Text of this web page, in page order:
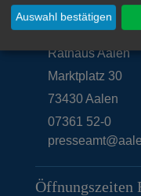
Unsere Anschrift
Rathaus Aalen
Marktplatz 30
73430Aalen
07361 52-0
Öffnungszeiten
Auswahl bestätigen